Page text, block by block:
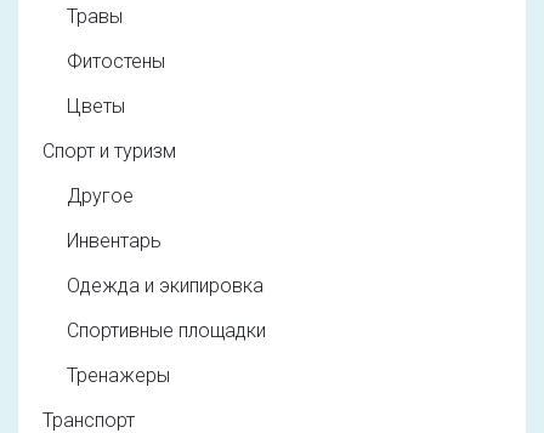
Травы
Фитостены
Цветы
Спорт и туризм
Другое
Инвентарь
Одежда и экипировка
Спортивные площадки
Тренажеры
Транспорт